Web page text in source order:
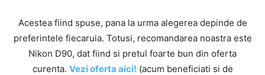
Acestea fiind spuse, pana la urma alegerea depinde de
preferintele fiecaruia. Totusi, recomandarea noastra este
Nikon D90, dat fiind si pretul foarte bun din oferta
curenta. Vezi oferta aici! (acum beneficiati si de